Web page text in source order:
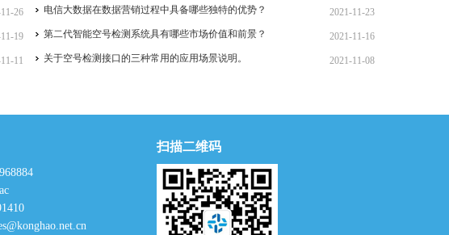
26 2021-11-23
电信大数据在数据营销过程中具备哪些独特的优势？
19 2021-11-16
第二代智能空号检测系统具有哪些市场价值和前景？
11 2021-11-08
关于空号检测接口的三种常用的应用场景说明。
扫描二维码